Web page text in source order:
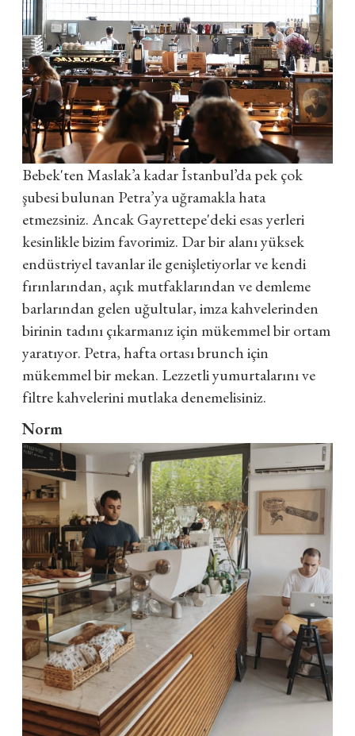
Bebek'ten Maslak’a kadar İstanbul’da pek çok
şubesi bulunan Petra’ya uğramakla hata
etmezsiniz. Ancak Gayrettepe'deki esas yerleri
kesinlikle bizim favorimiz. Dar bir alanı yüksek
endüstriyel tavanlar ile genişletiyorlar ve kendi
fırınlarından, açık mutfaklarından ve demleme
barlarından gelen uğultular, imza kahvelerinden
birinin tadını çıkarmanız için mükemmel bir ortam
yaratıyor. Petra, hafta ortası brunch için
mükemmel bir mekan. Lezzetli yumurtalarını ve
filtre kahvelerini mutlaka denemelisiniz.
Norm